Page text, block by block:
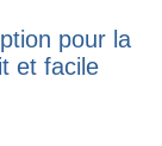
pour la
et facile